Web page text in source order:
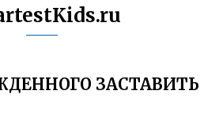
ЗАСТАВИТЬ